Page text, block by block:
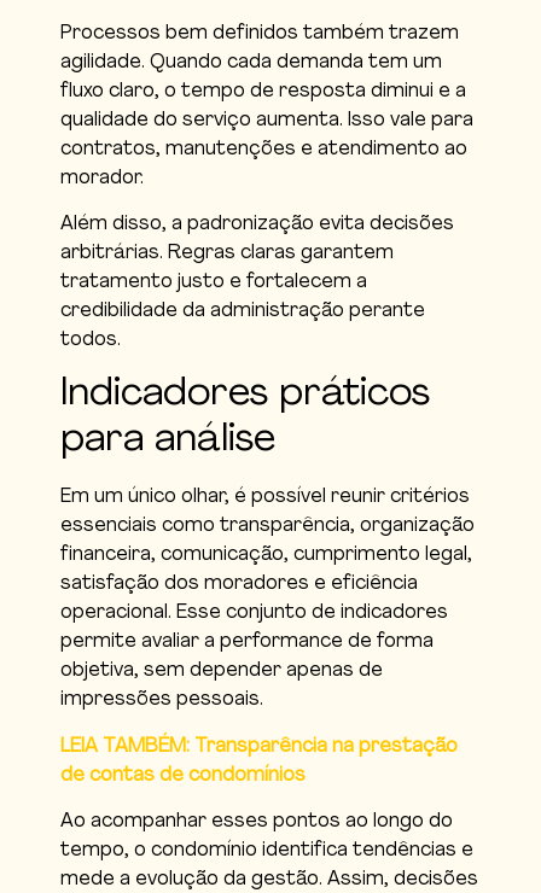
Processos bem definidos também trazem
agilidade. Quando cada demanda tem um
fluxo claro, o tempo de resposta diminui e a
qualidade do serviço aumenta. Isso vale para
contratos, manutenções e atendimento ao
morador.
Além disso, a padronização evita decisões
arbitrárias. Regras claras garantem
tratamento justo e fortalecem a
credibilidade da administração perante
todos.
Indicadores práticos
para análise
Em um único olhar, é possível reunir critérios
essenciais como transparência, organização
financeira, comunicação, cumprimento legal,
satisfação dos moradores e eficiência
operacional. Esse conjunto de indicadores
permite avaliar a performance de forma
objetiva, sem depender apenas de
impressões pessoais.
LEIA TAMBÉM: Transparência na prestação
de contas de condomínios
Ao acompanhar esses pontos ao longo do
tempo, o condomínio identifica tendências e
mede a evolução da gestão. Assim, decisões